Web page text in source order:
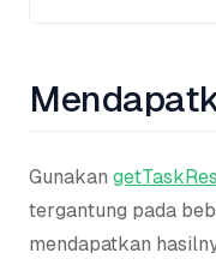
Gunakan
tergantung pada
mendapatkan